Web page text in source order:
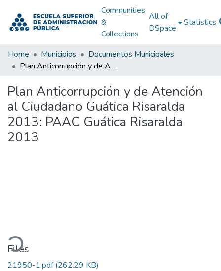
Communities
&
Collections
All of
DSpace
Statistics
Home Municipios
Documentos Municipales
Plan Anticorrupción y de Atención al Ciudadano Guática Risaralda 2013: PAAC Guática Risaralda 2013
Plan Anticorrupción y de Atención
al Ciudadano Guática Risaralda
2013: PAAC Guática Risaralda
2013
Files
21950-1.pdf(262.29 KB)